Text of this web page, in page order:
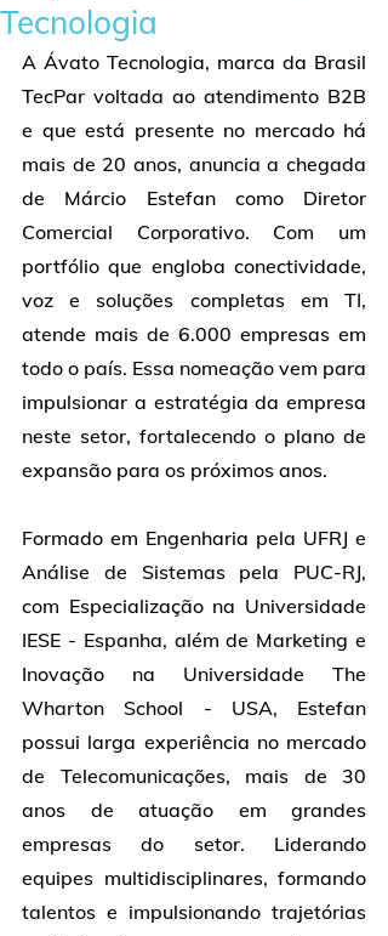
Tecnologia
A Ávato Tecnologia, marca da Brasil
TecPar voltada ao atendimento B2B
e que está presente no mercado há
mais de 20 anos, anuncia a chegada
de Márcio Estefan como Diretor
Comercial Corporativo. Com um
portfólio que engloba conectividade,
voz e soluções completas em TI,
atende mais de 6.000 empresas em
todo o país. Essa nomeação vem para
impulsionar a estratégia da empresa
neste setor, fortalecendo o plano de
expansão para os próximos anos.
Formado em Engenharia pela UFRJ e
Análise de Sistemas pela PUC-RJ,
com Especialização na Universidade
IESE - Espanha, além de Marketing e
Inovação na Universidade The
Wharton School - USA, Estefan
possui larga experiência no mercado
de Telecomunicações, mais de 30
anos de atuação em grandes
empresas do setor. Liderando
equipes multidisciplinares, formando
talentos e impulsionando trajetórias